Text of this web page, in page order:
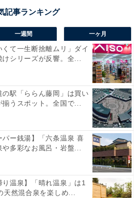
一週間 一ヶ月
くて一生断捨離ムリ」ダイ
シリーズが反響。全...
の駅「ららん藤岡」は買い
うスポット。全国で...
パー銭湯】「六条温泉 喜
多彩なお風呂・岩盤...
り温泉】「晴れ温泉」は1
然混合泉を楽しめ...